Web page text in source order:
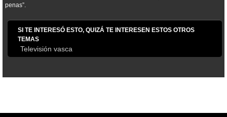
penas”.
SI TE INTERESÓ ESTO, QUIZÁ TE INTERESEN ESTOS OTROS
TEMAS
Televisión vasca